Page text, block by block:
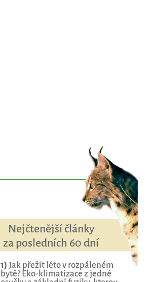
Nejčtenější články
za posledních 60 dní
1) Jak přežít léto v rozpáleném
bytě? Eko-klimatizace z jedné